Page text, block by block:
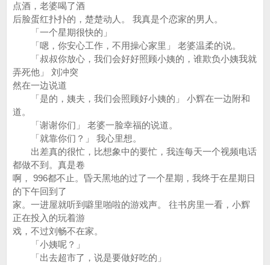
点酒，老婆喝了酒
后脸蛋红扑扑的，楚楚动人。 我真是个恋家的男人。
「一个星期很快的」
「嗯，你安心工作，不用操心家里」 老婆温柔的说。
「叔叔你放心，我们会好好照顾小姨的，谁欺负小姨我就
弄死他」 刘冲突
然在一边说道
「是的，姨夫，我们会照顾好小姨的」 小辉在一边附和
道。
「谢谢你们」 老婆一脸幸福的说道。
「就靠你们？」 我心里想。
出差真的很忙，比想象中的要忙，我连每天一个视频电话
都做不到。真是卷
啊， 996都不止。昏天黑地的过了一个星期，我终于在星期日
的下午回到了
家。一进屋就听到噼里啪啦的游戏声。 往书房里一看，小辉
正在投入的玩着游
戏，不过刘畅不在家。
「小姨呢？」
「出去超市了，说是要做好吃的」